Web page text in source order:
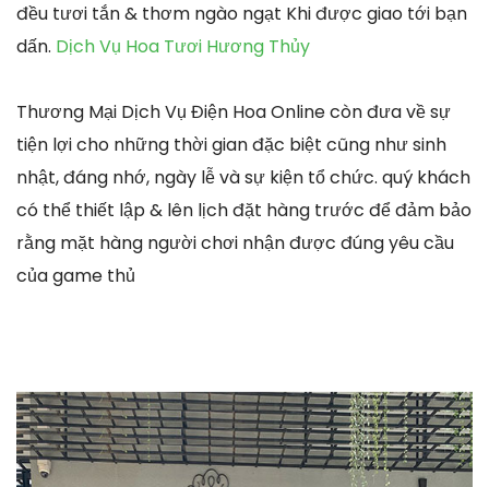
đều tươi tắn & thơm ngào ngạt Khi được giao tới bạn
dấn. Dịch Vụ Hoa Tươi Hương Thủy
Thương Mại Dịch Vụ Điện Hoa Online còn đưa về sự
tiện lợi cho những thời gian đặc biệt cũng như sinh
nhật, đáng nhớ, ngày lễ và sự kiện tổ chức. quý khách
có thể thiết lập & lên lịch đặt hàng trước để đảm bảo
rằng mặt hàng người chơi nhận được đúng yêu cầu
của game thủ